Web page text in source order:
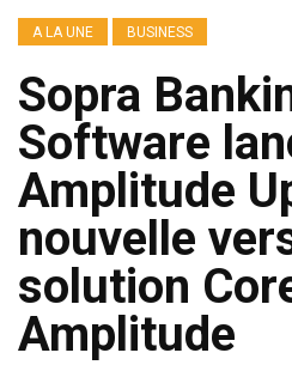
A LA UNE BUSINESS
Sopra
Software
Amplitude
nouvelle
solution
Amplitude